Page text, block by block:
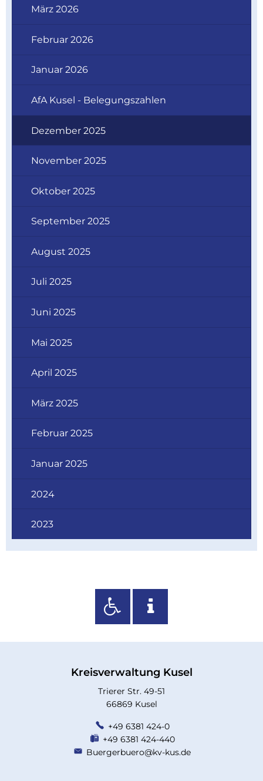
März 2026
Februar 2026
Januar 2026
AfA Kusel - Belegungszahlen
Dezember 2025
November 2025
Oktober 2025
September 2025
August 2025
Juli 2025
Juni 2025
Mai 2025
April 2025
März 2025
Februar 2025
Januar 2025
2024
2023
Kreisverwaltung Kusel
Trierer Str. 49-51
66869 Kusel
+49 6381 424-0
+49 6381 424-440
Buergerbuero@kv-kus.de